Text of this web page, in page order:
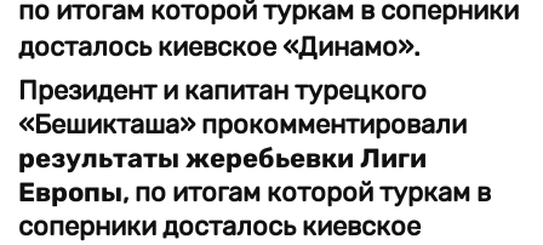
по итогам которой туркам в соперники
досталось киевское «Динамо».
Президент и капитан турецкого
«Бешикташа» прокомментировали
результаты жеребьевки Лиги
Европы, по итогам которой туркам в
соперники досталось киевское